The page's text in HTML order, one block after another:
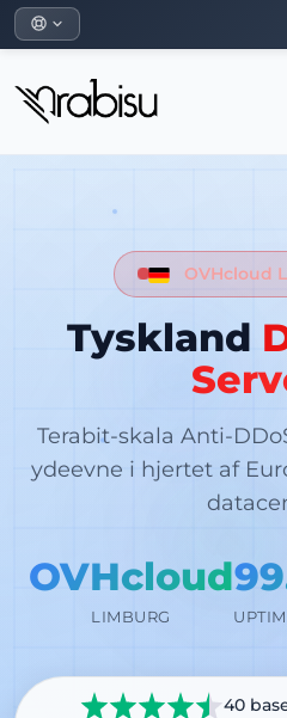
OVHcloud
Tyskland
Terabit-skala Anti-
ydeevne i hjertet af
OVHcloud
LIMBURG
40